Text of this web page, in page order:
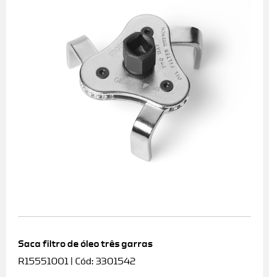
Saca filtro de óleo três garras
R15551001 | Cód: 3301542